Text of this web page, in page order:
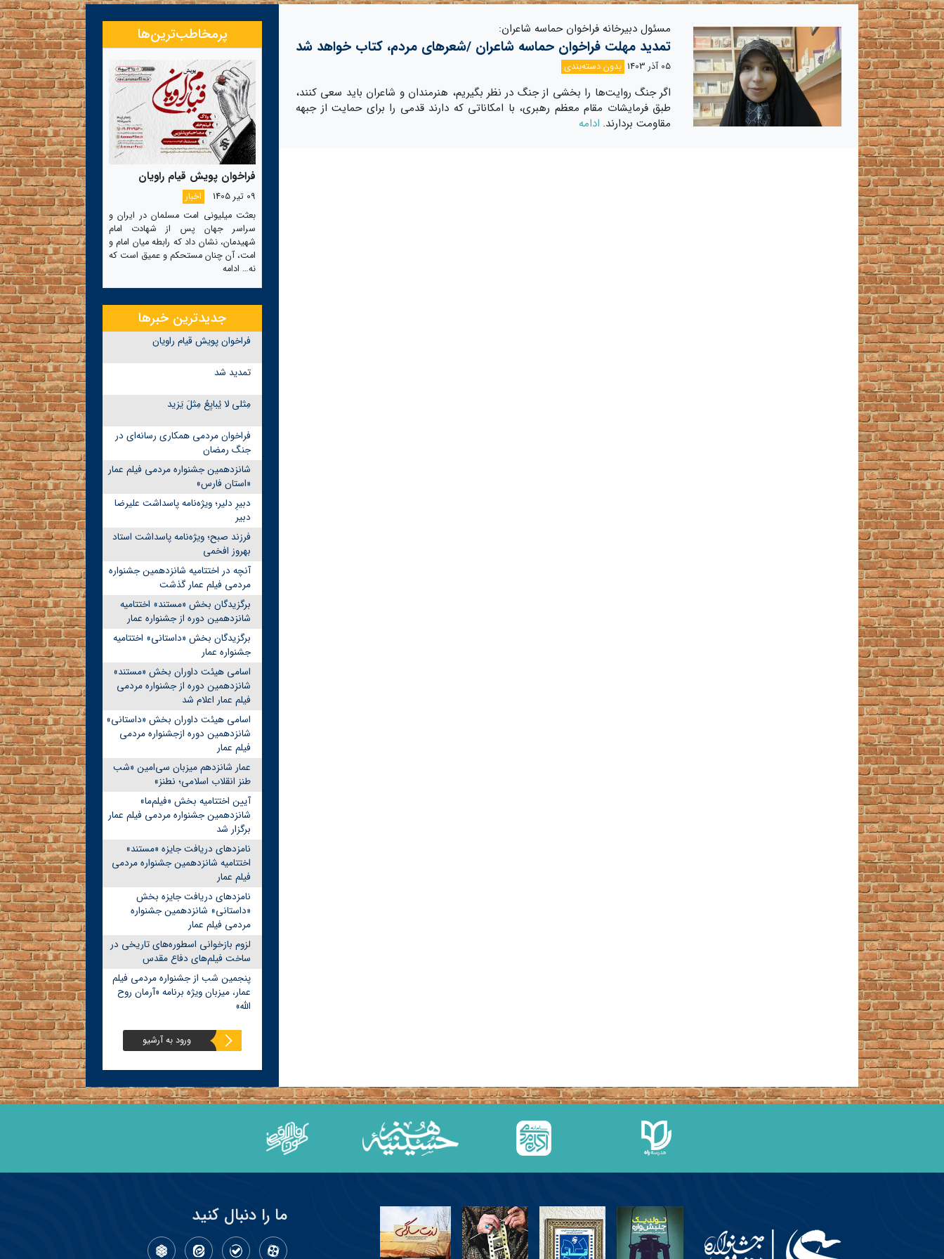
مسئول دبیرخانه فراخوان حماسه شاعران:
تمدید مهلت فراخوان حماسه شاعران /شعرهای مردم، کتاب خواهد شد
05 آذر 1403 بدون دسته‌بندی
اگر جنگ روایت‌ها را بخشی از جنگ در نظر بگیریم، هنرمندان و شاعران باید سعی کنند،
طبق فرمایشات مقام معظم رهبری، با امکاناتی که دارند قدمی را برای حمایت از جبهه
مقاومت بردارند. ادامه
پرمخاطب‌ترین‌ها
فراخوان پویش قیام راویان
09 تیر 1405
اخبار
بعثت میلیونی امت مسلمان در ایران و
سراسر جهان پس از شهادت امام
شهیدمان، نشان داد که رابطه میان امام و
امت، آن چنان مستحکم و عمیق است که
نه… ادامه
جدیدترین خبرها
فراخوان پویش قیام راویان
تمدید شد
مِثلی لا یُبایِعُ مِثلَ یَزید
فراخوان مردمی همکاری رسانه‌ای در
جنگ رمضان
شانزدهمین جشنواره مردمی فیلم عمار
«استان فارس»
دبیرِ دلیر؛ ویژه‌نامه پاسداشت علیرضا
دبیر
فرزند صبح؛ ویژه‌نامه پاسداشت استاد
بهروز افخمی
آنچه در اختتامیه شانزدهمین جشنواره
مردمی فیلم عمار گذشت
برگزیدگان بخش «مستند» اختتامیه
شانزدهمین دوره از جشنواره عمار
برگزیدگان بخش «داستانی» اختتامیه
جشنواره عمار
اسامی هیئت داوران بخش «مستند»
شانزدهمین دوره از جشنواره مردمی
فیلم عمار اعلام شد
اسامی هیئت داوران بخش «داستانی»
شانزدهمین دوره ازجشنواره مردمی
فیلم عمار
عمار شانزدهم میزبان سی‌امین «شب
طنز انقلاب اسلامی؛ نطنز»
آیین اختتامیه بخش «فیلم‌ما»
شانزدهمین جشنواره مردمی فیلم عمار
برگزار شد
نامزدهای دریافت جایزه «مستند»
اختتامیه شانزدهمین جشنواره مردمی
فیلم عمار
نامزدهای دریافت جایزه بخش
«داستانی» شانزدهمین جشنواره
مردمی فیلم عمار
لزوم بازخوانی اسطوره‌های تاریخی در
ساخت فیلم‌های دفاع مقدس
پنجمین شب از جشنواره مردمی فیلم
عمار، میزبان ویژه برنامه «آرمان روح
الله»
ورود به آرشیو
ما را دنبال کنید